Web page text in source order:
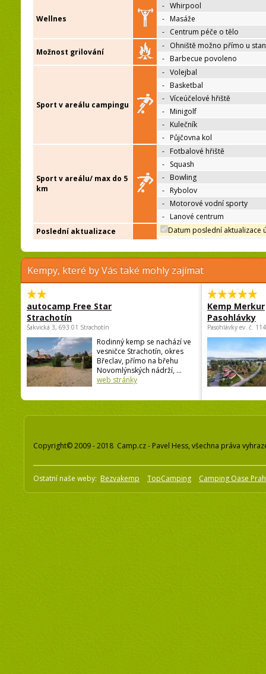
Wellnes
- Whirpool
- Masáže
- Centrum péče o tělo
Možnost grilování
- Ohniště možno přímo u
- Barbecue povoleno
Sport v areálu campingu
- Volejbal
- Basketbal
- Víceúčelové hřiště
- Minigolf
- Kulečník
- Půjčovna kol
Sport v areálu/ max do 5
km
- Fotbalové hřiště
- Squash
- Bowling
- Rybolov
- Motorové vodní sporty
- Lanové centrum
Poslední aktualizace
Datum poslední aktualizace
Kempy, které by Vás také mohly zajímat
autocamp Free Star
Strachotín
Šakvická 3, 693 01 Strachotín
Rodinný kemp se nachází ve
vesničce Strachotín, okres
Břeclav, přímo na břehu
Novomlýnských nádrží, ...
web stránky
Kemp Merkur
Pasohlávky
Pasohlávky ev. č.
Copyright© 2009 - 2018 Camp.cz - Pavel Hess, všechna práva
Ostatní naše weby: Bezvakemp TopCamping Camping Oase